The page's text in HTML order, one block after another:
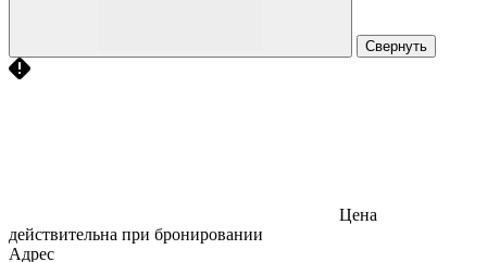
Свернуть
Цена
действительна при бронировании
Адрес